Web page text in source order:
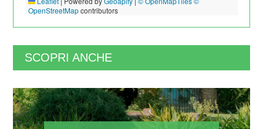
OpenStreetMapcontributors
SCOPRI ANCHE